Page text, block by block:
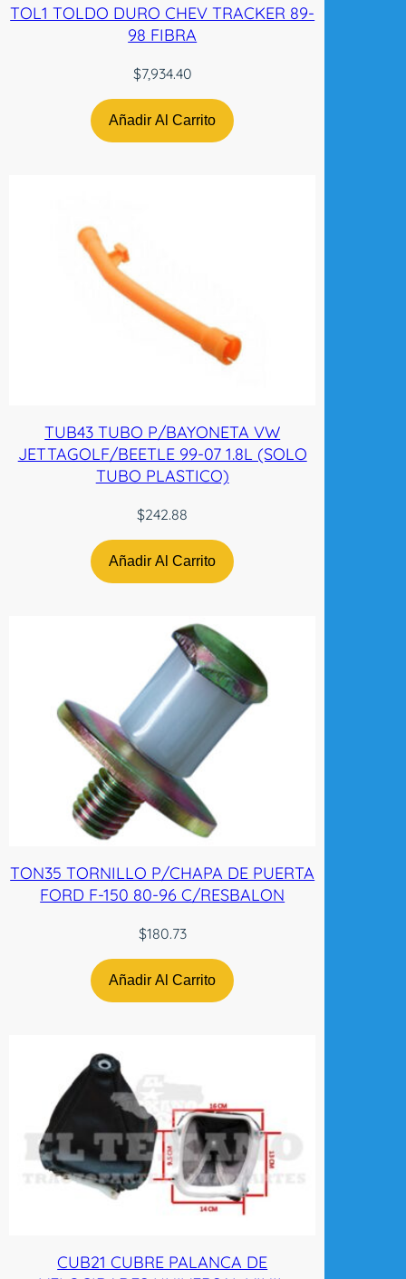
TOL1 TOLDO DURO CHEV TRACKER 89-
98 FIBRA
$7,934.40
Añadir Al Carrito
TUB43 TUBO P/BAYONETA VW
JETTAGOLF/BEETLE 99-07 1.8L (SOLO
TUBO PLASTICO)
$242.88
Añadir Al Carrito
TON35 TORNILLO P/CHAPA DE PUERTA
FORD F-150 80-96 C/RESBALON
$180.73
Añadir Al Carrito
CUB21 CUBRE PALANCA DE